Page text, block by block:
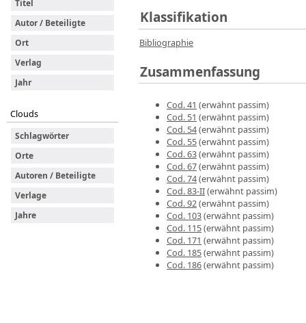
Titel
Autor / Beteiligte
Ort
Verlag
Jahr
Clouds
Schlagwörter
Orte
Autoren / Beteiligte
Verlage
Jahre
Klassifikation
Bibliographie
Zusammenfassung
Cod. 41 (erwähnt passim)
Cod. 51 (erwähnt passim)
Cod. 54(erwähnt passim)
Cod. 55(erwähnt passim)
Cod. 63(erwähnt passim)
Cod. 67(erwähnt passim)
Cod. 74(erwähnt passim)
Cod. 83-II(erwähnt passim)
Cod. 92(erwähnt passim)
Cod. 103(erwähnt passim)
Cod. 115(erwähnt passim)
Cod. 171 (erwähnt passim)
Cod. 185(erwähnt passim)
Cod. 186(erwähnt passim)